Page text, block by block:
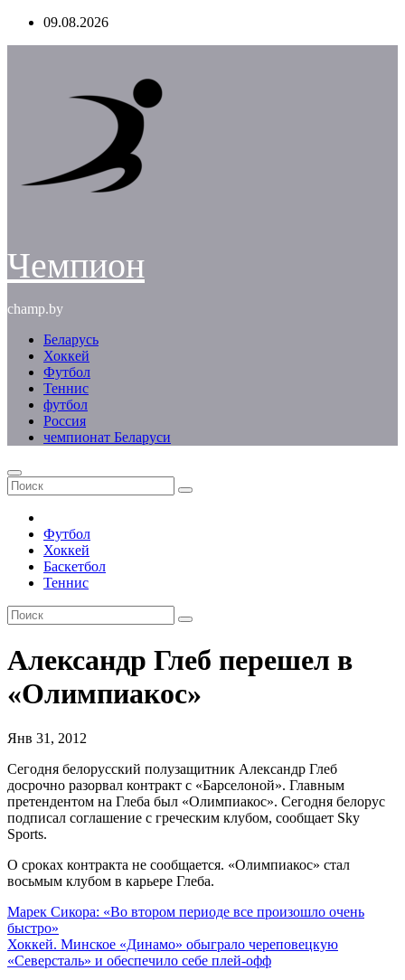
Перейти09.08.2026
Чемпион
champ.by
Беларусь
Хоккей
Футбол
Теннис
футбол
Россия
чемпионат Беларуси
Футбол
Хоккей
Баскетбол
Теннис
Александр Глеб перешел в
«Олимпиакос»
Янв 31, 2012
Сегодня белорусский полузащитник Александр Глеб
досрочно разорвал контракт с «Барселоной». Главным
претендентом на Глеба был «Олимпиакос». Сегодня белорус
подписал соглашение с греческим клубом, сообщает Sky
Sports.
О сроках контракта не сообщается. «Олимпиакос» стал
восьмым клубом в карьере Глеба.
Навигация
по
записям
Марек Сикора: «Во втором периоде все произошло очень
быстро»
Хоккей. Минское «Динамо» обыграло череповецкую
«Северсталь» и обеспечило себе плей-офф